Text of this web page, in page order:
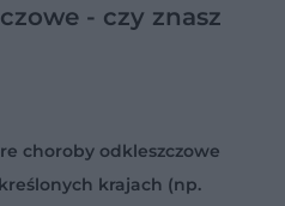
- czy znasz
choroby odkleszczowe
krajach (np.